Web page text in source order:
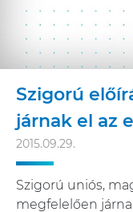
Szigorú
járnak el az
2015.09.29.
Szigorú uniós,
megfelelően